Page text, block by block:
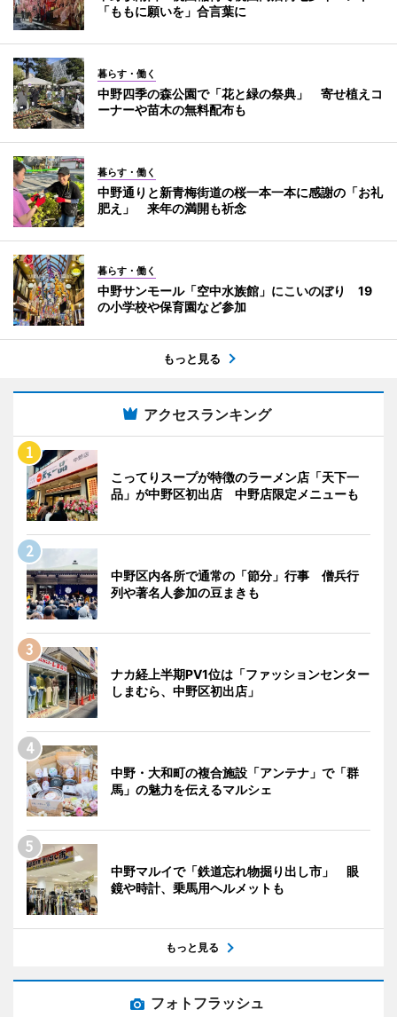
「ももに願いを」合言葉に
暮らす・働く
中野四季の森公園で「花と緑の祭典」 寄せ植えコ
ーナーや苗木の無料配布も
暮らす・働く
中野通りと新青梅街道の桜一本一本に感謝の「お礼
肥え」 来年の満開も祈念
暮らす・働く
中野サンモール「空中水族館」にこいのぼり 19
の小学校や保育園など参加
もっと見る
アクセスランキング
こってりスープが特徴のラーメン店「天下一
品」が中野区初出店 中野店限定メニューも
中野区内各所で通常の「節分」行事 僧兵行
列や著名人参加の豆まきも
ナカ経上半期PV1位は「ファッションセンター
しまむら、中野区初出店」
中野・大和町の複合施設「アンテナ」で「群
馬」の魅力を伝えるマルシェ
中野マルイで「鉄道忘れ物掘り出し市」 眼
鏡や時計、乗馬用ヘルメットも
もっと見る
フォトフラッシュ